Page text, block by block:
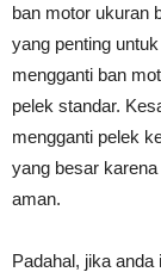
ban motor ukuran
yang penting
mengganti ban
pelek standar.
mengganti pelek
yang besar
aman.
Padahal, jika